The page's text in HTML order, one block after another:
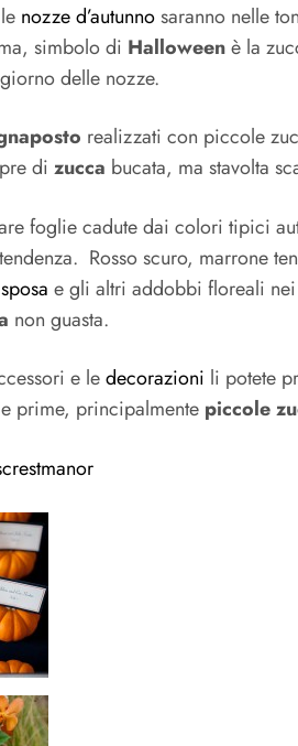
nozze d’autunnosaranno nelle
simbolo di Halloweenè la
delle nozze.
realizzati con piccole
di zucca bucata, ma stavolta
foglie cadute dai colori tipici
Rosso scuro, marrone
e gli altri addobbi floreali
non guasta.
e ledecorazioni li potete
prime, principalmente piccole